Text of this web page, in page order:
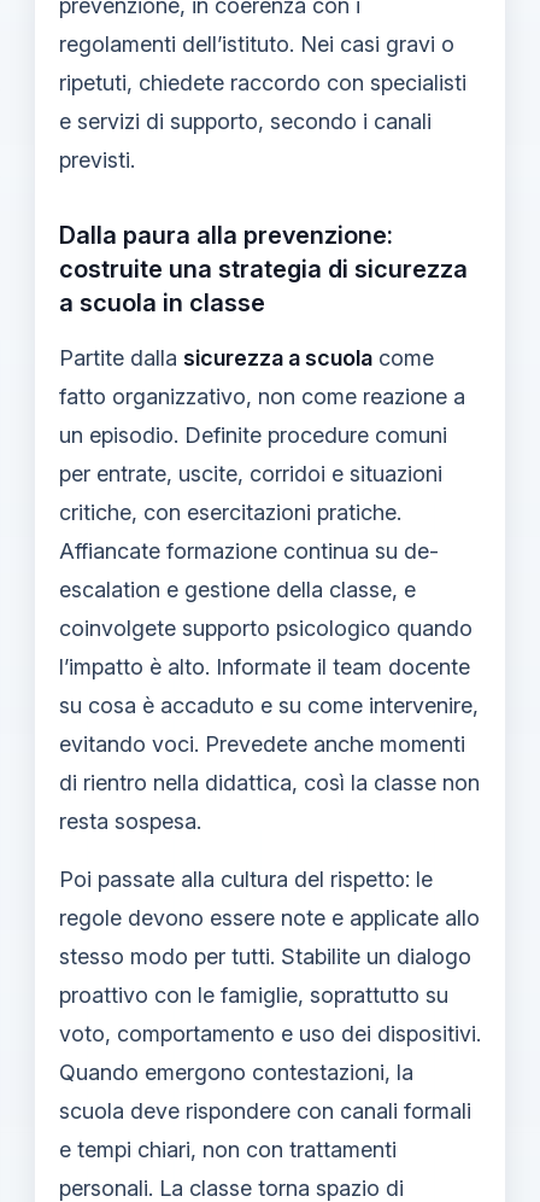
regolamenti dell’istituto. Nei casi gravi o
ripetuti, chiedete raccordo con specialisti
e servizi di supporto, secondo i canali
previsti.
Dalla paura alla prevenzione:
costruite una strategia di sicurezza
a scuola in classe
Partite dalla sicurezza a scuola come
fatto organizzativo, non come reazione a
un episodio. Definite procedure comuni
per entrate, uscite, corridoi e situazioni
critiche, con esercitazioni pratiche.
Affiancate formazione continua su de-
escalation e gestione della classe, e
coinvolgete supporto psicologico quando
l’impatto è alto. Informate il team docente
su cosa è accaduto e su come intervenire,
evitando voci. Prevedete anche momenti
di rientro nella didattica, così la classe non
resta sospesa.
Poi passate alla cultura del rispetto: le
regole devono essere note e applicate allo
stesso modo per tutti. Stabilite un dialogo
proattivo con le famiglie, soprattutto su
voto, comportamento e uso dei dispositivi.
Quando emergono contestazioni, la
scuola deve rispondere con canali formali
e tempi chiari, non con trattamenti
personali. La classe torna spazio di